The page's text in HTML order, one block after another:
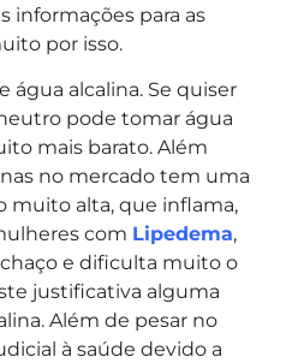
informações para as
por isso.
água alcalina. Se quiser
pode tomar água
mais barato. Além
no mercado tem uma
muito alta, que inflama,
com Lipedema,
e dificulta muito o
justificativa alguma
Além de pesar no
à saúde devido a